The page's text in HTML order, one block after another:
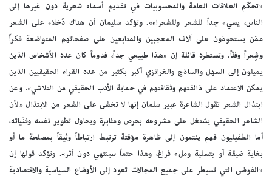
«تحكّم العلاقات العامة والمحسوبيات في تقديم أسماء شعرية دون غيرها إلى
الناس، يسيء جداً للشعر وللشعراء». وتؤكد سليمان أن هناك دُخلاء على الشعر
ممَن يستحوذون على آلاف المعجبين والمتابعين على صفحاتهم المتواضعة فكراً
وشِعراً وفنّاً. وتستطرد قائلة إن «هذا طبيعي جداً، فدوماً كان عدد الأشخاص الذين
يميلون إلى السهل والساذج والغرائزي أكبر بكثير من عدد القراء الحقيقيين الذين
يمكن الاعتماد على ذائقتهم وثقافتهم في حماية الأدب الحقيقي من التلاشي». وعن
ابتذال الشعر تقول الشاعرة عبير سلمان إنها لا تخشى على الشعر من الابتذال «لأن
الشاعر الحقيقي يشتغل على مشروعه بحرص ومثابرة ويحاول تطوير نفسه وفنّياته،
أما الطفيليون فهم ينتمون إلى ظاهرة مؤقتة ترتبط ارتباطاً وثيقاً بمصلحة ما أو
بغاية ضيقة أو بتسلية وملء فراغ، وهذا حتماً سينتهي دون أثر». وتؤكد قولها إن
«الفوضى التي تسيطر على جميع المجالات تعود إلى الأوضاع السياسية والاقتصادية